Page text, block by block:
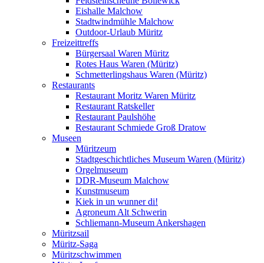
Eishalle Malchow
Stadtwindmühle Malchow
Outdoor-Urlaub Müritz
Freizeittreffs
Bürgersaal Waren Müritz
Rotes Haus Waren (Müritz)
Schmetterlingshaus Waren (Müritz)
Restaurants
Restaurant Moritz Waren Müritz
Restaurant Ratskeller
Restaurant Paulshöhe
Restaurant Schmiede Groß Dratow
Museen
Müritzeum
Stadtgeschichtliches Museum Waren (Müritz)
Orgelmuseum
DDR-Museum Malchow
Kunstmuseum
Kiek in un wunner di!
Agroneum Alt Schwerin
Schliemann-Museum Ankershagen
Müritzsail
Müritz-Saga
Müritzschwimmen